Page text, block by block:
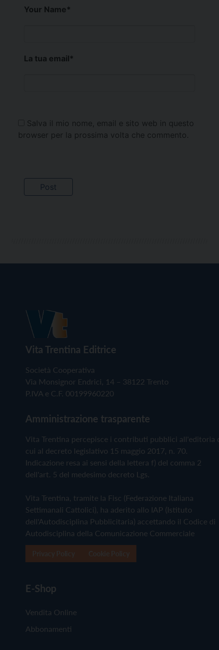
Your Name*
La tua email*
Salva il mio nome, email e sito web in questo
browser per la prossima volta che commento.
Vita Trentina Editrice
Società Cooperativa
Via Monsignor Endrici, 14 – 38122 Trento
P.IVA e C.F. 00199960220
Amministrazione trasparente
Vita Trentina percepisce i contributi pubblici all'editoria
cui al decreto legislativo 15 maggio 2017, n. 70.
Indicazione resa ai sensi della lettera f) del comma 2
dell'art. 5 del medesimo decreto Lgs.
Vita Trentina, tramite la Fisc (Federazione Italiana
Settimanali Cattolici), ha aderito allo IAP (Istituto
dell'Autodisciplina Pubblicitaria) accettando il Codice di
Autodisciplina della Comunicazione Commerciale
E-Shop
Vendita Online
Abbonamenti